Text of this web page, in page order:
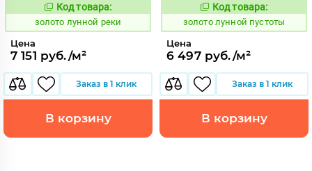
521954
Код товара:
золото лунной реки
Цена
7 151 руб./м²
Заказ в 1 клик
В корзину
521949
Код товара:
золото лунной пустоты
Цена
6 497 руб./м²
Заказ в 1 клик
В корзину